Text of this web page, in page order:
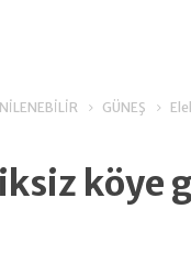
GÜNEŞ
köye